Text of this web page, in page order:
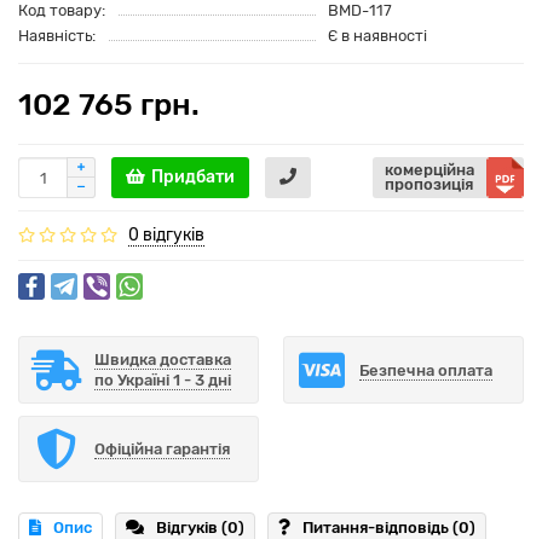
Код товару:
BMD-117
Наявність:
Є в наявності
102 765 грн.
Придбати
комерційна
пропозиція
0 відгуків
Швидка доставка
по Україні 1 - 3 дні
Безпечна оплата
Офіційна гарантія
Опис Відгуків (0) Питання-відповідь (0)